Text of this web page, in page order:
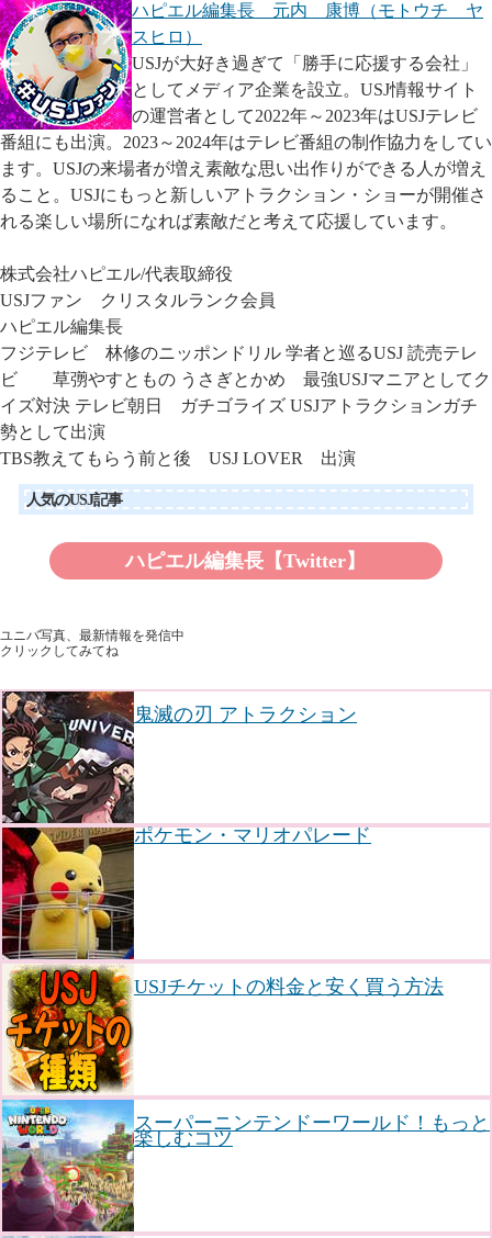
ハピエル編集長 元内 康博（モトウチ ヤ
スヒロ）
USJが大好き過ぎて「勝手に応援する会社」
としてメディア企業を設立。USJ情報サイト
の運営者として2022年～2023年はUSJテレビ
番組にも出演。2023～2024年はテレビ番組の制作協力をしてい
ます。USJの来場者が増え素敵な思い出作りができる人が増え
ること。USJにもっと新しいアトラクション・ショーが開催さ
れる楽しい場所になれば素敵だと考えて応援しています。
株式会社ハピエル/代表取締役
USJファン クリスタルランク会員
ハピエル編集長
フジテレビ 林修のニッポンドリル 学者と巡るUSJ 読売テレ
ビ 草彅やすともの うさぎとかめ 最強USJマニアとしてク
イズ対決 テレビ朝日 ガチゴライズ USJアトラクションガチ
勢として出演
TBS教えてもらう前と後 USJ LOVER 出演
人気のUSJ記事
ハピエル編集長【Twitter】
ユニバ写真、最新情報を発信中
クリックしてみてね
鬼滅の刃 アトラクション
ポケモン・マリオパレード
USJチケットの料金と安く買う方法
スーパーニンテンドーワールド！もっと
楽しむコツ